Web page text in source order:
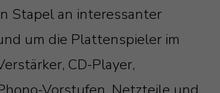
Stapel an interessanter
um die Plattenspieler im
CD-Player,